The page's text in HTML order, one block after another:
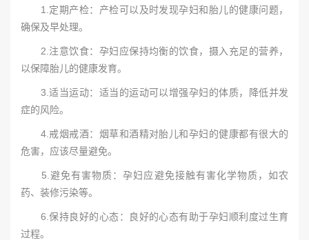
1.定期产检：产检可以及时发现孕妇和胎儿的健康问题，
确保及早处理。
2.注意饮食：孕妇应保持均衡的饮食，摄入充足的营养，
以保障胎儿的健康发育。
3.适当运动：适当的运动可以增强孕妇的体质，降低并发
症的风险。
4.戒烟戒酒：烟草和酒精对胎儿和孕妇的健康都有很大的
危害，应该尽量避免。
5.避免有害物质：孕妇应避免接触有害化学物质，如农
药、装修污染等。
6.保持良好的心态：良好的心态有助于孕妇顺利度过生育
过程。